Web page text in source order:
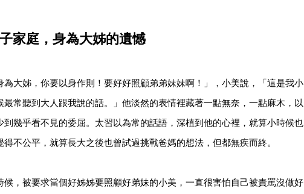
家庭，身為大姊的遺憾
為大姊，你要以身作則！要好好照顧弟弟妹妹啊！」，小美說，「這是我小
最常聽到大人跟我說的話。」他淡然的表情裡藏著一點無奈，一點麻木，以
到幾乎看不見的委屈。太習以為常的話語，深植到他的心裡，就算小時候也
得不公平，就算長大之後也曾試過挑戰爸媽的想法，但都無疾而終。
候，被要求當個好姊姊要照顧好弟妹的小美，一直很害怕自己被責罵沒做好